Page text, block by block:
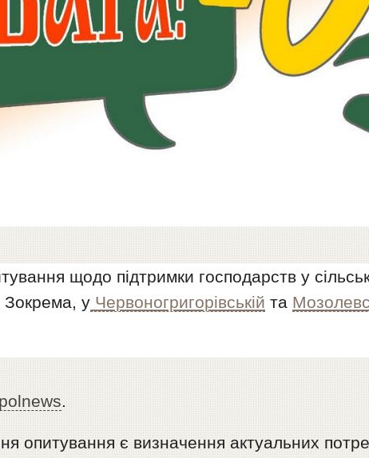
щодо підтримки господарств у
Зокрема, у Червоногригорівській та
.
опитування є визначення актуальних